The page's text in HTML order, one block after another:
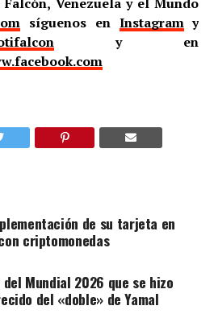
síguenos en Instagramy
y en
de su tarjeta en
criptomonedas
Mundial 2026 que se hizo
del «doble» de Yamal